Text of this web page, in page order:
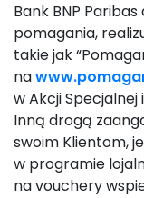
Bank BNP
pomagania,
takie jak
na
w Akcji
Inną drogą
swoim Klientom,
w programie
na vouchery